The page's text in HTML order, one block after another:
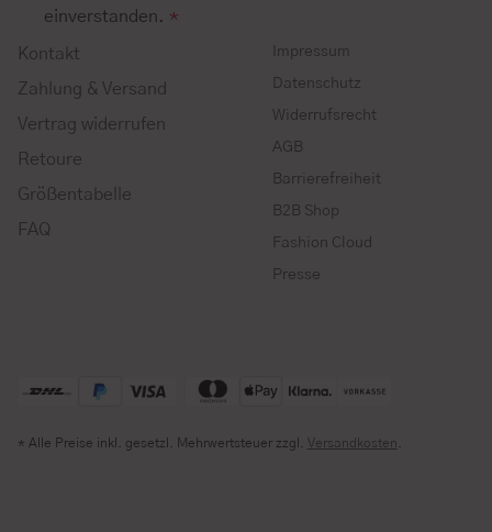
einverstanden. *
Kontakt
Zahlung & Versand
Vertrag widerrufen
Retoure
Größentabelle
FAQ
Impressum
Datenschutz
Widerrufsrecht
AGB
Barrierefreiheit
B2B Shop
Fashion Cloud
Presse
* Alle Preise inkl. gesetzl. Mehrwertsteuer zzgl. Versandkosten